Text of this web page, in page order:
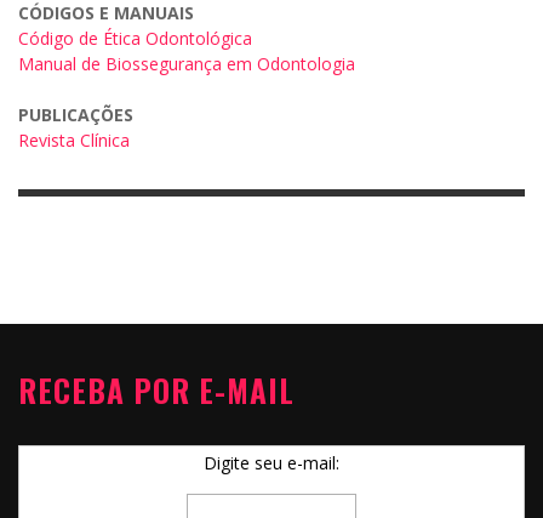
CÓDIGOS E MANUAIS
Código de Ética Odontológica
Manual de Biossegurança em Odontologia
PUBLICAÇÕES
Revista Clínica
RECEBA POR E-MAIL
Digite seu e-mail: